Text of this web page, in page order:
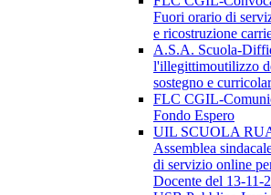
Fuori orario di
e ricostruzione
A.S.A. Scuola-
l'illegittimoutilizzo
sostegno e
FLC CGIL-
Fondo Espero
UIL SCUOLA
Assemblea
di servizio online
Docente del 13-11-